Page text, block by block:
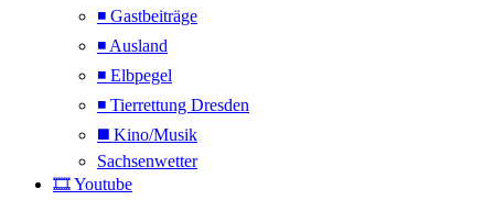
◾ Gastbeiträge
◾ Ausland
◾ Elbpegel
◾ Tierrettung Dresden
◼️ Kino/Musik
Sachsenwetter
🎞️ Youtube